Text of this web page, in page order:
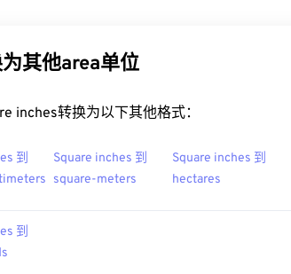
其他area单位
inches转换为以下其他格式：
到
Square inches 到
square-meters
Square inches 到
hectares
到